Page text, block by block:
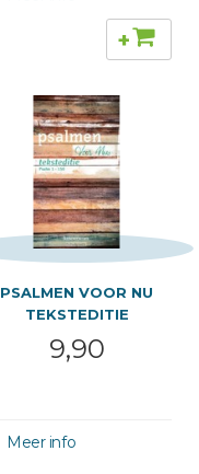
+
PSALMEN VOOR NU
TEKSTEDITIE
9,90